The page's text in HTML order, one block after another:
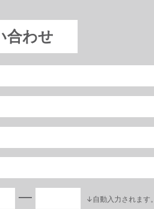
合わせ
― ↓自動入力されます。